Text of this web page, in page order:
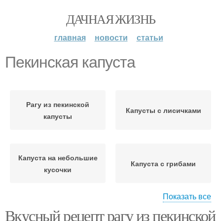
ДАЧНАЯ ЖИЗНЬ
главная новости статьи
Пекинская капуста
Рагу из пекинской
капусты
Капусты с лисичками
Капуста на небольшие
кусочки
Капуста с грибами
Капусты с грибами
Показать все
Вкусный рецепт рагу из пекинской